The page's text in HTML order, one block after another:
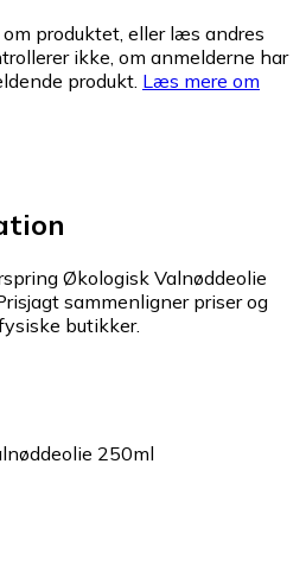
produktet, eller læs andres
ikke, om anmelderne har
produkt. Læs mere om
Økologisk Valnøddeolie
sammenligner priser og
butikker.
250ml